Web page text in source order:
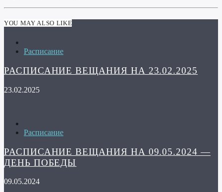
YOU MAY ALSO LIKE
Расписание
РАСПИСАНИЕ ВЕЩАНИЯ НА 23.02.2025
23.02.2025
Расписание
РАСПИСАНИЕ ВЕЩАНИЯ НА 09.05.2024 —
ДЕНЬ ПОБЕДЫ
09.05.2024